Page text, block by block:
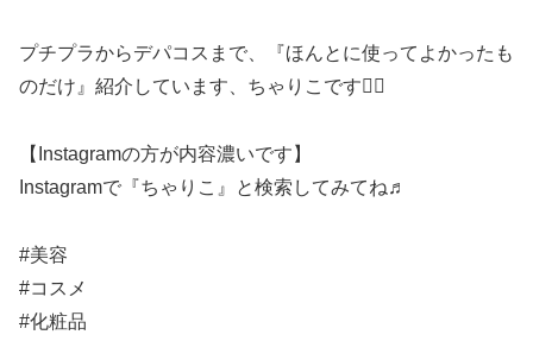
プチプラからデパコスまで、『ほんとに使ってよかったも
のだけ』紹介しています、ちゃりこです‍🙆‍♀️
【Instagramの方が内容濃いです️】
Instagramで『ちゃりこ』と検索してみてね♬
#美容
#コスメ
#化粧品